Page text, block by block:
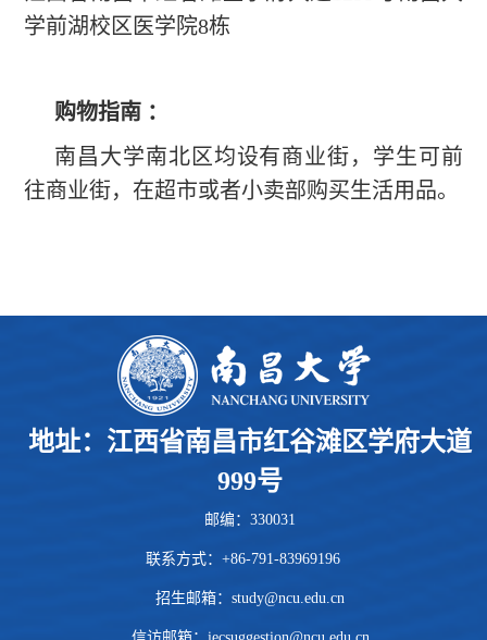
学前湖校区医学院8栋
购物指南 ：
南昌大学南北区均设有商业街，学生可前
往商业街，在超市或者小卖部购买生活用品。
地址：江西省南昌市红谷滩区学府大道
999号
邮编：330031
联系方式：+86-791-83969196
招生邮箱：study@ncu.edu.cn